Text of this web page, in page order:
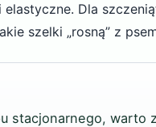
Dla
szelki „rosną” z
stacjonarnego, warto